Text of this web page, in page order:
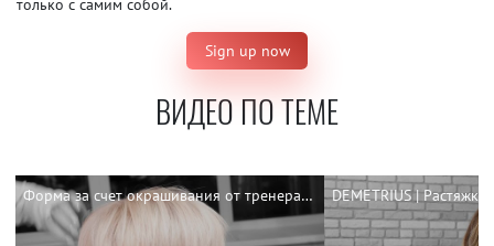
только с самим собой.
Sign up now
ВИДЕО ПО ТЕМЕ
Форма за счет окрашивания от тренера DEMETRIUS Заряны Семенюк